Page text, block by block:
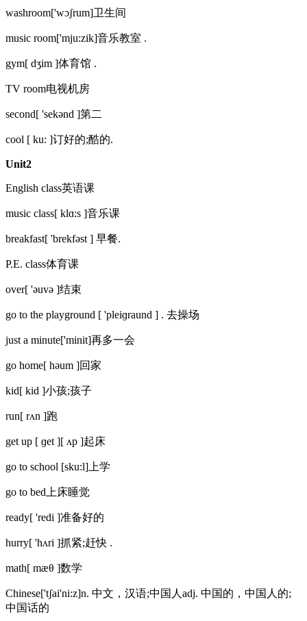
washroom['wɔʃrum]卫生间
music room['mju:zik]音乐教室 .
gym[ dʒim ]体育馆 .
TV room电视机房
second[ 'sekənd ]第二
cool [ ku: ]订好的;酷的.
Unit2
English class英语课
music class[ klɑ:s ]音乐课
breakfast[ 'brekfəst ] 早餐.
P.E. class体育课
over[ 'əuvə ]结束
go to the playground [ 'pleiɡraund ] . 去操场
just a minute['minit]再多一会
go home[ həum ]回家
kid[ kid ]小孩;孩子
run[ rʌn ]跑
get up [ ɡet ][ ʌp ]起床
go to school [sku:l]上学
go to bed上床睡觉
ready[ 'redi ]准备好的
hurry[ 'hʌri ]抓紧;赶快 .
math[ mæθ ]数学
Chinese['tʃai'ni:z]n. 中文，汉语;中国人adj. 中国的，中国人的;
中国话的